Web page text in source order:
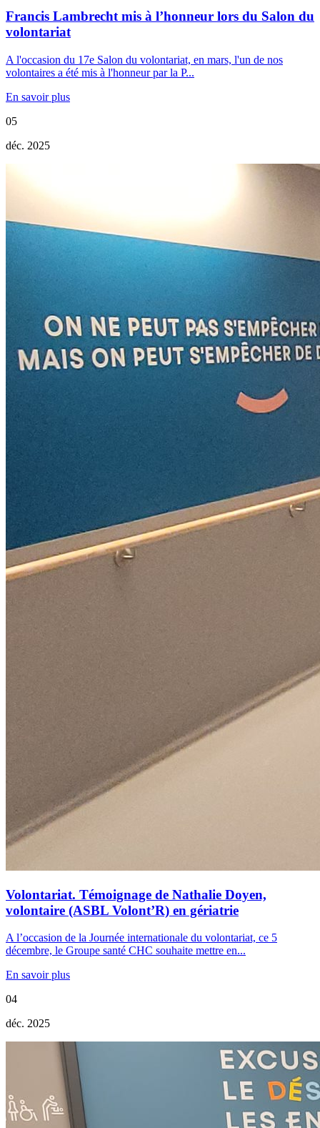
Francis Lambrecht mis à l’honneur lors du Salon du
volontariat
A l'occasion du 17e Salon du volontariat, en mars, l'un de nos
volontaires a été mis à l'honneur par la P...
En savoir plus
05
déc. 2025
Volontariat. Témoignage de Nathalie Doyen,
volontaire (ASBL Volont’R) en gériatrie
A l’occasion de la Journée internationale du volontariat, ce 5
décembre, le Groupe santé CHC souhaite mettre en...
En savoir plus
04
déc. 2025